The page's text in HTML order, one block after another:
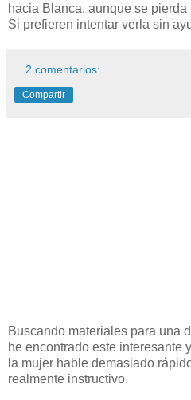
hacia Blanca, aunque se
Si prefieren intentar verla sin
2 comentarios:
Compartir
Buscando materiales para una
he encontrado este interesante
la mujer hable demasiado
realmente instructivo.